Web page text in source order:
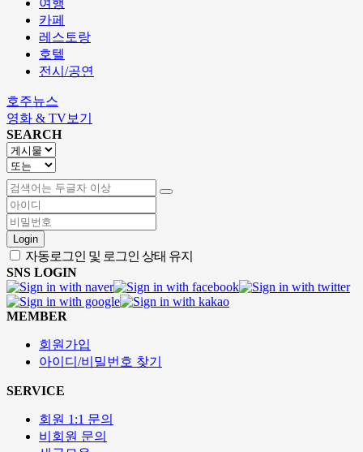
여행
카페
레스토랑
호텔
전시/공연
호주뉴스
영화 & TV보기
SEARCH
Login
자동로그인 및 로그인 상태 유지
SNS LOGIN
MEMBER
회원가입
아이디/비밀번호 찾기
SERVICE
회원 1:1 문의
비회원 문의